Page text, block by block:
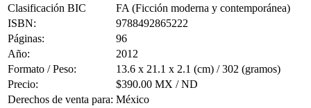
Clasificación BIC
FA (Ficción moderna y contemporánea)
ISBN:
9788492865222
Páginas:
96
Año:
2012
Formato / Peso:
13.6 x 21.1 x 2.1 (cm) / 302 (gramos)
Precio:
$390.00 MX / ND
Derechos de venta para: México